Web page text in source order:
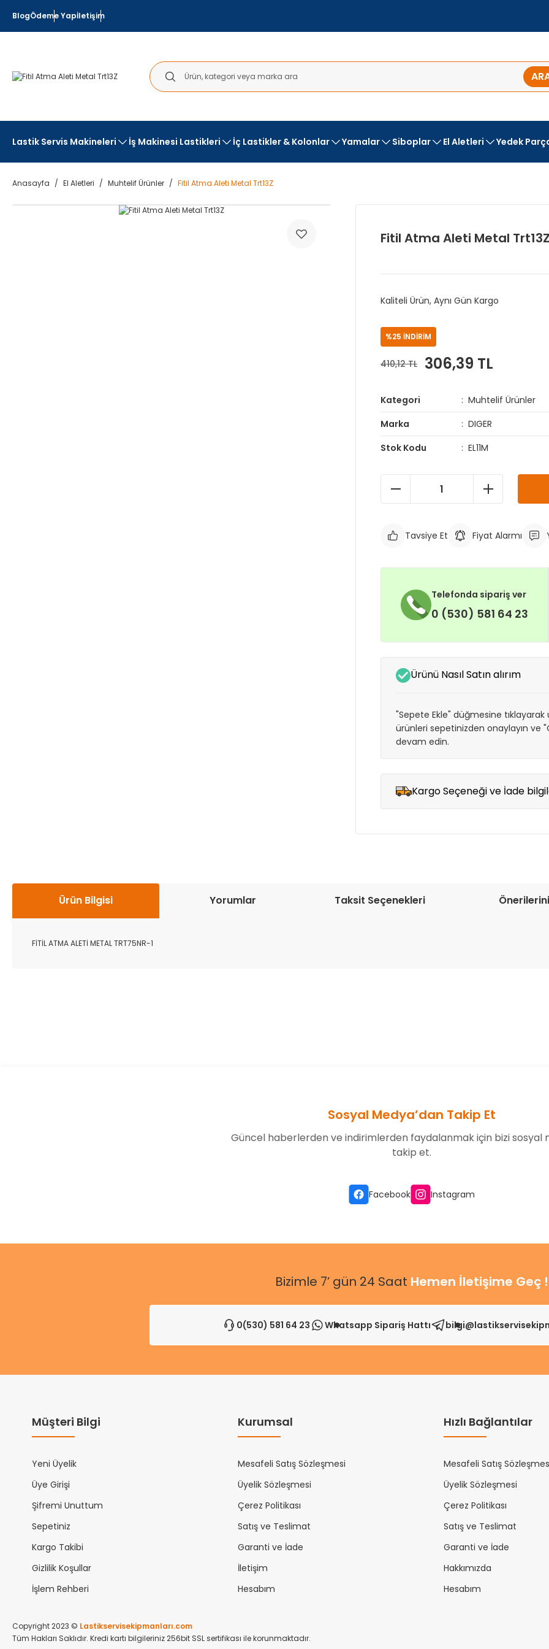
BlogÖdeme Yapİletişim
Lastik Servis Makineleri İş Makinesi Lastikleri İç Lastikler & Kolonlar Yamalar Siboplar El Aletleri Yedek
Anasayfa El Aletleri Muhtelif Ürünler Fitil Atma Aleti Metal Trt13Z
Fitil Atma Aleti Metal Trt13Z
Kaliteli Ürün, Aynı Gün Kargo
%25 İNDİRİM
410,12 TL 306,39 TL
Kategori
Muhtelif Ürünler
Marka
DIGER
Stok Kodu
EL11M
Tavsiye Et Fiyat Alarmı
Telefonda sipariş ver
0 (530) 581 64 23
Ürünü Nasıl Satın alırım
"Sepete Ekle" düğmesine
ürünleri sepetinizden onaylayın ve
devam edin.
Kargo Seçeneği ve İade
Ürün Bilgisi Yorumlar Taksit Seçenekleri
FİTİL ATMA ALETİ METAL TRT75NR-1
Gönder
Sosyal Medya’dan Takip Et
Güncel haberlerden ve indirimlerden faydalanmak için bizi sosyal
takip et.
Facebook Instagram
Bizimle 7’ gün 24 Saat Hemen İletişime Geç !
0(530) 581 64 23 Whatsapp Sipariş Hattı
Müşteri Bilgi
Yeni Üyelik
Üye Girişi
Şifremi Unuttum
Sepetiniz
Kargo Takibi
Gizlilik Koşullar
İşlem Rehberi
Kurumsal
Mesafeli Satış Sözleşmesi
Üyelik Sözleşmesi
Çerez Politikası
Satış ve Teslimat
Garanti ve İade
İletişim
Hesabım
Hızlı Bağlantılar
Mesafeli Satış
Üyelik Sözleşmesi
Çerez Politikası
Satış ve Teslimat
Garanti ve İade
Hakkımızda
Hesabım
Copyright 2023 © Lastikservisekipmanları.com
Tüm Hakları Saklıdır. Kredi kartı bilgileriniz 256bit SSL sertifikası ile korunmaktadır.